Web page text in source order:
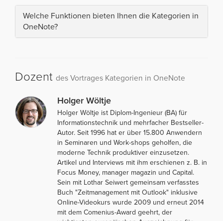
Welche Funktionen bieten Ihnen die Kategorien in
OneNote?
Dozent des Vortrages Kategorien in OneNote
Holger Wöltje
Holger Wöltje ist Diplom-Ingenieur (BA) für
Informationstechnik und mehrfacher Bestseller-
Autor. Seit 1996 hat er über 15.800 Anwendern
in Seminaren und Work-shops geholfen, die
moderne Technik produktiver einzusetzen.
Artikel und Interviews mit ihm erschienen z. B. in
Focus Money, manager magazin und Capital.
Sein mit Lothar Seiwert gemeinsam verfasstes
Buch "Zeitmanagement mit Outlook" inklusive
Online-Videokurs wurde 2009 und erneut 2014
mit dem Comenius-Award geehrt, der